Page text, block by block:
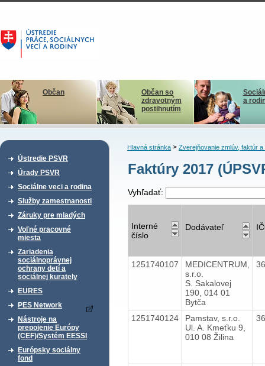
Občan
Občan so
zdravotným
postihnutím
a
Ústredie PSVR
Úrady PSVR
Sociálne veci a rodina
Služby zamestnanosti
Záruky pre mladých
Voľné pracovné
miesta
Zariadenia
sociálnoprávnej
ochrany detí a
sociálnej kurately
EURES
PES Network
Nástroje na
prepojenie Európy
(CEF)/Systém EESSI
Európsky sociálny
fond
Hlavná stránka> Zverejňovanie zmlúv, faktúr a
Faktúry 2017
Vyhľadať:
Interné
číslo
Dodávateľ
1251740107
MEDICENTRUM,
s.r.o.
S. Sakalovej
190, 014 01
Bytča
1251740124
Pamstav, s.r.o.
Ul. A. Kmeťku 9,
010 08 Žilina